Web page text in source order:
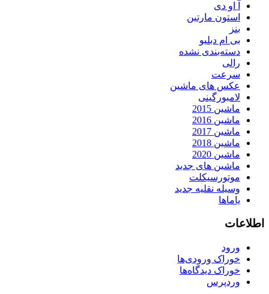
آ او دی
استون مارتین
بنز
بی ام دبلیو
دسته‌بندی نشده
رالی
سرعت
عکس های ماشین
لامبورگینی
ماشین 2015
ماشین 2016
ماشین 2017
ماشین 2018
ماشین 2020
ماشین های جدید
موتورسیکلت
وسیله نقلیه جدید
یاماها
اطلاعات
ورود
خوراک ورودی‌ها
خوراک دیدگاه‌ها
وردپرس